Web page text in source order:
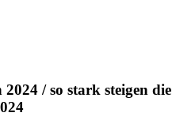
/ so stark steigen die